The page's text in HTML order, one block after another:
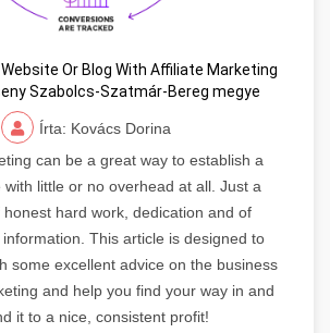
Or Blog With Affiliate Marketing
Szabolcs-Szatmár-Bereg megye
Írta: Kovács Dorina
can be a great way to establish a
with little or no overhead at all. Just a
honest hard work, dedication and of
This article is designed to
some excellent advice on the business
and help you find your way in and
it to a nice, consistent profit!